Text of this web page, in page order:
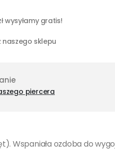
wysyłamy gratis!
naszego sklepu
piercera
Wspaniała ozdoba do